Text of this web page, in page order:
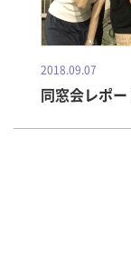
2018.09.07
同窓会レポ